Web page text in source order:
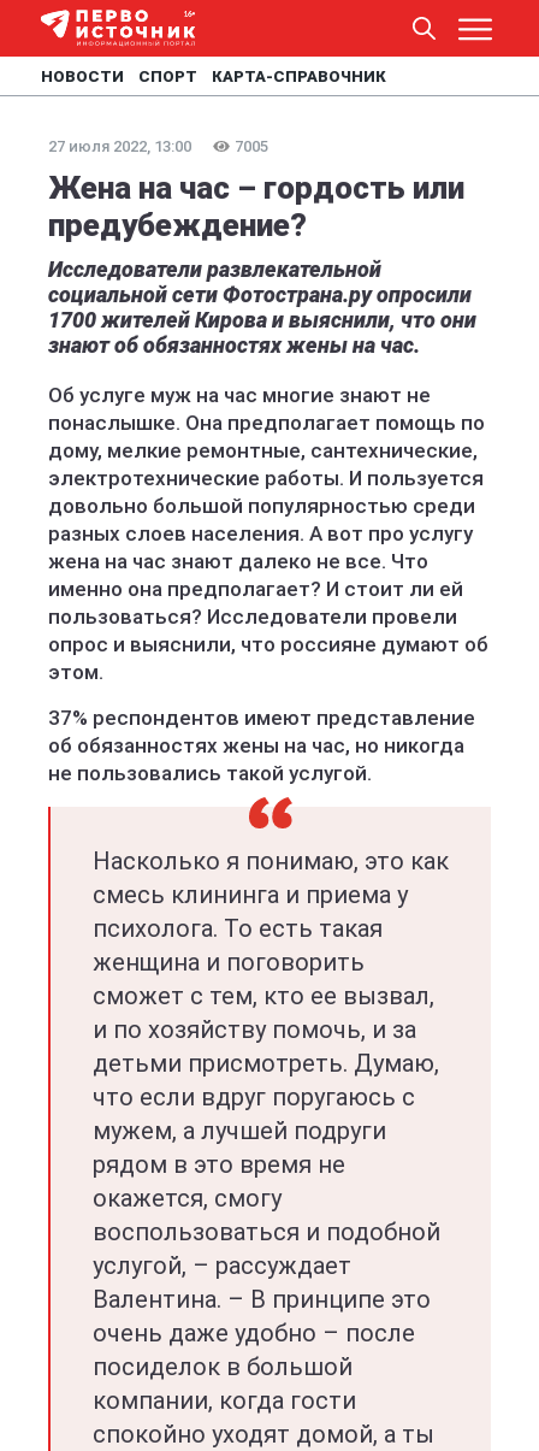
НОВОСТИ СПОРТ КАРТА-СПРАВОЧНИК
27 июля 2022, 13:00 7005
Жена на час – гордость или
предубеждение?
Исследователи развлекательной
социальной сети Фотострана.ру опросили
1700 жителей Кирова и выяснили, что они
знают об обязанностях жены на час.
Об услуге муж на час многие знают не
понаслышке. Она предполагает помощь по
дому, мелкие ремонтные, сантехнические,
электротехнические работы. И пользуется
довольно большой популярностью среди
разных слоев населения. А вот про услугу
жена на час знают далеко не все. Что
именно она предполагает? И стоит ли ей
пользоваться? Исследователи провели
опрос и выяснили, что россияне думают об
этом.
37% респондентов имеют представление
об обязанностях жены на час, но никогда
не пользовались такой услугой.
Насколько я понимаю, это как
смесь клининга и приема у
психолога. То есть такая
женщина и поговорить
сможет с тем, кто ее вызвал,
и по хозяйству помочь, и за
детьми присмотреть. Думаю,
что если вдруг поругаюсь с
мужем, а лучшей подруги
рядом в это время не
окажется, смогу
воспользоваться и подобной
услугой, – рассуждает
Валентина. – В принципе это
очень даже удобно – после
посиделок в большой
компании, когда гости
спокойно уходят домой, а ты